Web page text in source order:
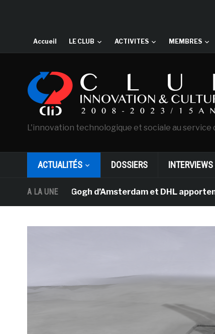
Accueil LE CLUB ACTIVITES MEMBRES
L'innovation technologique et sociale au service
ACTUALITÉS DOSSIERS
A LA UNE
Van Gogh d’Amsterdam et DHL apportent l’art